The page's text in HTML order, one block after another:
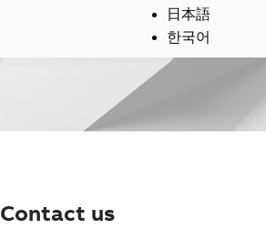
日本語
한국어
Contact us